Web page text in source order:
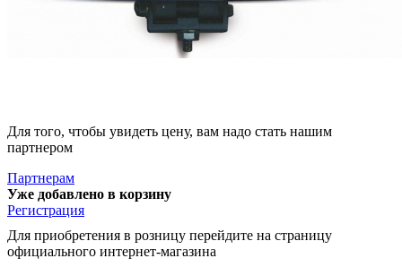
Для того, чтобы увидеть цену, вам надо стать нашим
партнером
Партнерам
Уже добавлено в корзину
Регистрация
Для приобретения в розницу перейдите на страницу
официального интернет-магазина